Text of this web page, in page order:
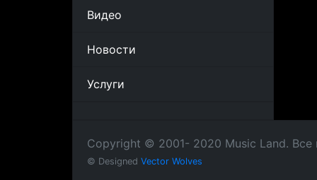
Видео
Новости
Услуги
Copyright © 2001- 2020 Music Land.
© Designed Vector Wolves